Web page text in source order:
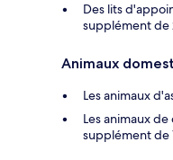
Des lits
supplément de
Animaux
Les animaux
Les animaux
supplément de